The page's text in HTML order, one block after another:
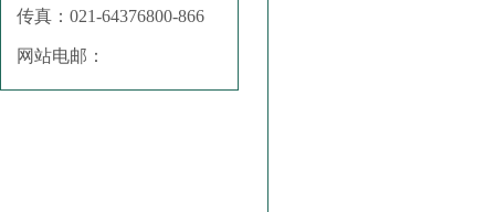
传真：021-64376800-866
网站电邮：